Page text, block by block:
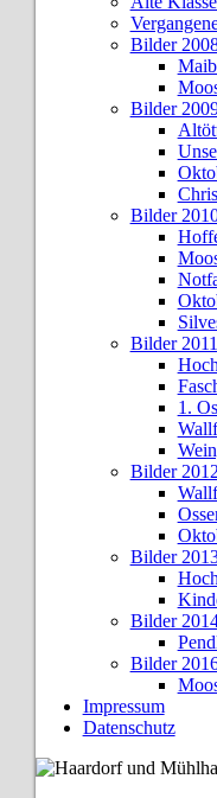
Bilder
Bilder
Bilder
Bilder 2011
1.
Bilder 2012
Bilder
Bilder
Bilder
Impressum
Datenschutz